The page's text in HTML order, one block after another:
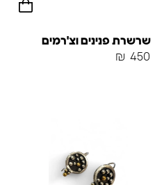
שרשרת פנינים וצ'רמים
₪ 450